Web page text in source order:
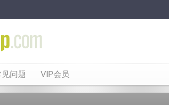
见问题 VIP会员